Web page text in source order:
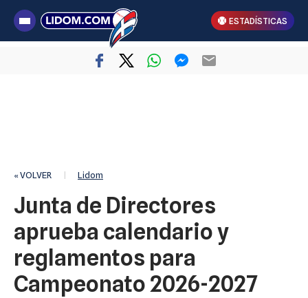
ESTADÍSTICAS
« VOLVER | Lidom
Junta de Directores
aprueba calendario y
reglamentos para
Campeonato 2026-2027